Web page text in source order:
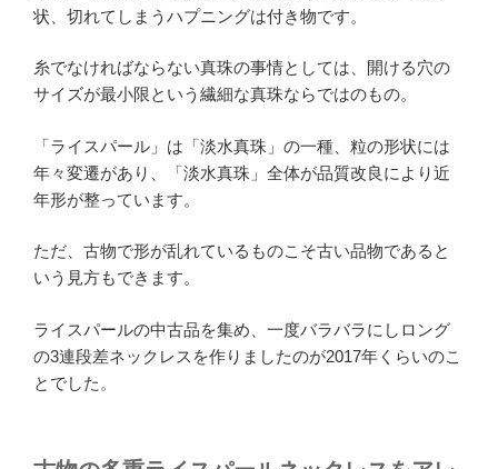
状、切れてしまうハプニングは付き物です。
糸でなければならない真珠の事情としては、開ける穴の
サイズが最小限という繊細な真珠ならではのもの。
「ライスパール」は「淡水真珠」の一種、粒の形状には
年々変遷があり、「淡水真珠」全体が品質改良により近
年形が整っています。
ただ、古物で形が乱れているものこそ古い品物であると
いう見方もできます。
ライスパールの中古品を集め、一度バラバラにしロング
の3連段差ネックレスを作りましたのが2017年くらいのこ
とでした。